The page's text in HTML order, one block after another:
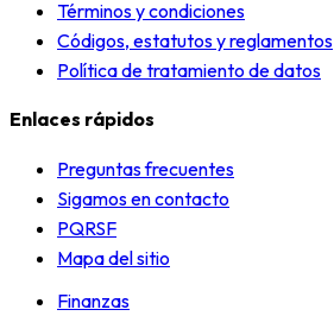
Términos y condiciones
Códigos, estatutos y reglamentos
Política de tratamiento de datos
Enlaces rápidos
Preguntas frecuentes
Sigamos en contacto
PQRSF
Mapa del sitio
Finanzas